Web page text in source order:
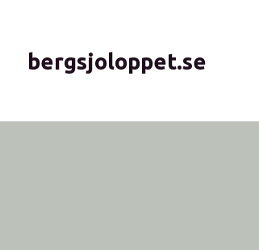
bergsjoloppet.se